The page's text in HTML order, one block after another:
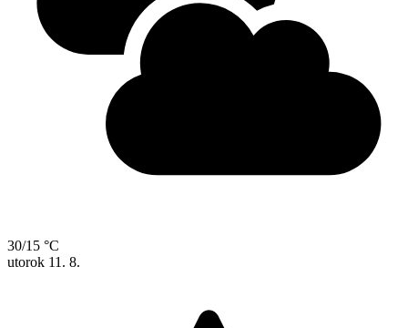
30/15 °C
utorok 11. 8.